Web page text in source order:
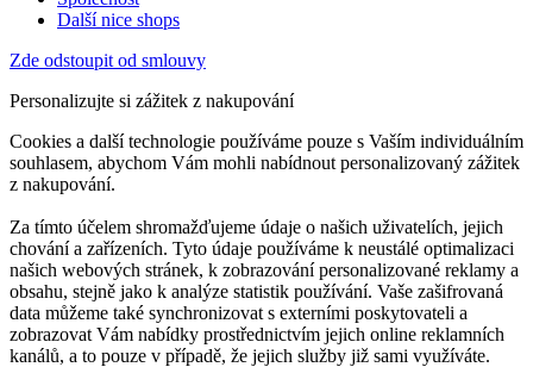
Další nice shops
Zde odstoupit od smlouvy
Personalizujte si zážitek z nakupování
Cookies a další technologie používáme pouze s Vaším individuálním
souhlasem, abychom Vám mohli nabídnout personalizovaný zážitek
z nakupování.
Za tímto účelem shromažďujeme údaje o našich uživatelích, jejich
chování a zařízeních. Tyto údaje používáme k neustálé optimalizaci
našich webových stránek, k zobrazování personalizované reklamy a
obsahu, stejně jako k analýze statistik používání. Vaše zašifrovaná
data můžeme také synchronizovat s externími poskytovateli a
zobrazovat Vám nabídky prostřednictvím jejich online reklamních
kanálů, a to pouze v případě, že jejich služby již sami využíváte.